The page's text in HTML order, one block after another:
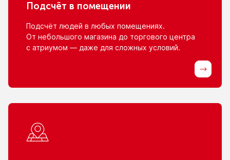
Подсчёт в помещении
Подсчёт людей в любых помещениях.
От небольшого магазина до торгового центра
с атриумом — даже для сложных условий.